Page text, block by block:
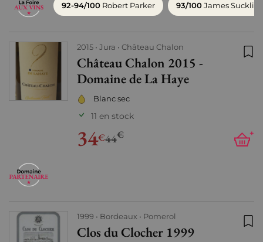
92-94/100 Robert Parker 93/100James
2015 Jura Château Chalon
Château Chalon 2015 -
Domaine de La Haye
Blanc sec
11 en stock
34€44€ +
1999 Bordeaux Pomerol
Clos du Clocher 1999